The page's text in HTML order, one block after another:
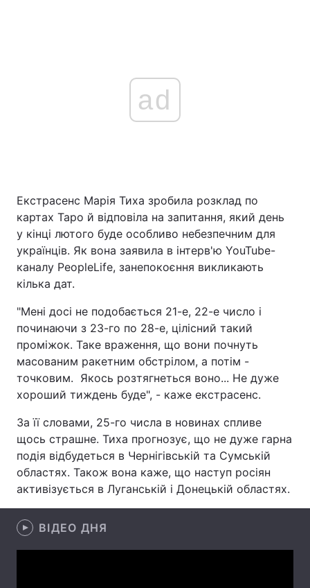
Головна Війна
Україна Політика
Економіка
Спорт Наука
Техно і зв'язок Лайт
Зброя Інциденти
Цікавинки Погода
Екологія Регіони
Лонгріди
ad
Екстрасенс Марія Тиха зробила розклад по
картах Таро й відповіла на запитання, який день
у кінці лютого буде особливо небезпечним для
українців. Як вона заявила в інтерв'ю YouTube-
каналу PeopleLife, занепокоєння викликають
кілька дат.
"Мені досі не подобається 21-е, 22-е число і
починаючи з 23-го по 28-е, цілісний такий
проміжок. Таке враження, що вони почнуть
масованим ракетним обстрілом, а потім -
точковим. Якось розтягнеться воно... Не дуже
хороший тиждень буде", - каже екстрасенс.
За її словами, 25-го числа в новинах спливе
щось страшне. Тиха прогнозує, що не дуже гарна
подія відбудеться в Чернігівській та Сумській
областях. Також вона каже, що наступ росіян
активізується в Луганській і Донецькій областях.
ВІДЕО ДНЯ